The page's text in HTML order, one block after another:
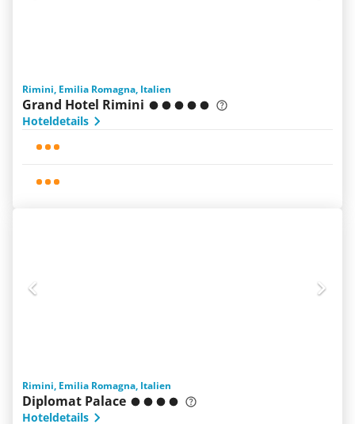
Rimini, Emilia Romagna, Italien
Grand Hotel Rimini
Hoteldetails
Rimini, Emilia Romagna, Italien
Diplomat Palace
Hoteldetails